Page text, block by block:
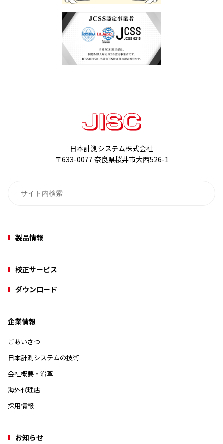
日本計測システム株式会社
〒633-0077 奈良県桜井市大西526-1
製品情報
校正サービス
ダウンロード
企業情報
ごあいさつ
日本計測システムの技術
会社概要・沿革
海外代理店
採用情報
お知らせ